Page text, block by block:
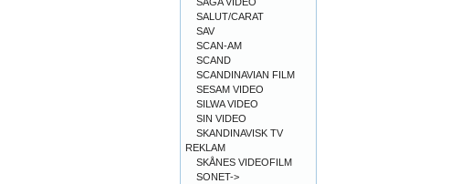
SALUT/CARAT
SAV
SCAN-AM
SCAND
SCANDINAVIAN FILM
SESAM VIDEO
SILWA VIDEO
SIN VIDEO
SKANDINAVISK TV
REKLAM
SKÅNES VIDEOFILM
SONET->